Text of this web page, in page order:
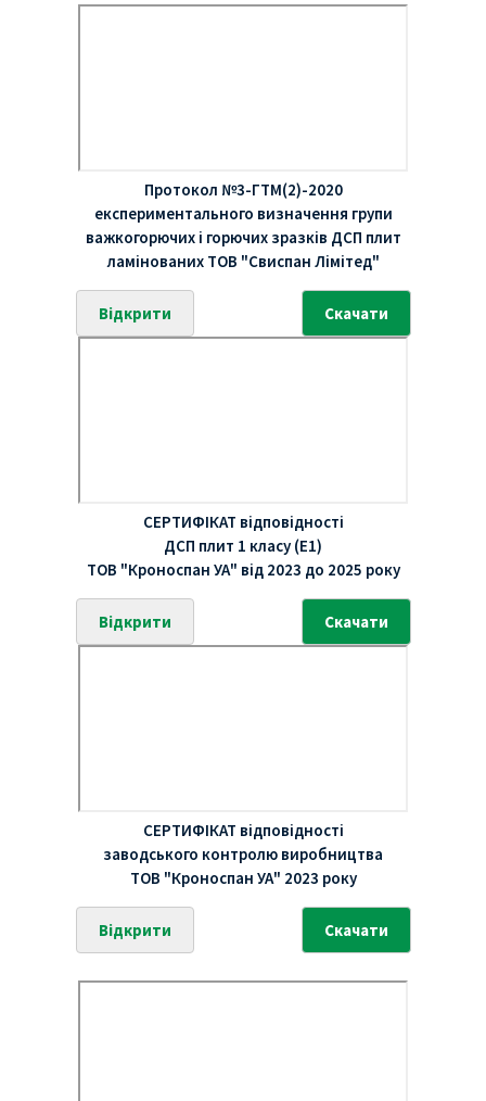
Протокол №3-ГТМ(2)-2020
експериментального визначення групи
важкогорючих і горючих зразків ДСП плит
ламінованих ТОВ "Свиспан Лімітед"
Відкрити Скачати
СЕРТИФІКАТ відповідності
ДСП плит 1 класу (E1)
ТОВ "Кроноспан УА" від 2023 до 2025 року
Відкрити Скачати
СЕРТИФІКАТ відповідності
заводського контролю виробництва
ТОВ "Кроноспан УА" 2023 року
Відкрити Скачати